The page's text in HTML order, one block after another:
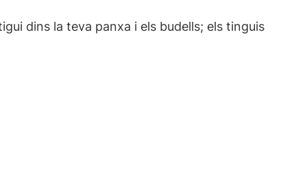
dins la teva panxa i els budells; els tinguis